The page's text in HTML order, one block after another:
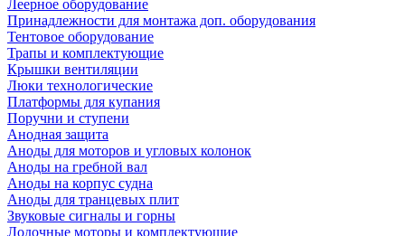
Леерное оборудование
Принадлежности для монтажа доп. оборудования
Тентовое оборудование
Трапы и комплектующие
Крышки вентиляции
Люки технологические
Платформы для купания
Поручни и ступени
Анодная защита
Аноды для моторов и угловых колонок
Аноды на гребной вал
Аноды на корпус судна
Аноды для транцевых плит
Звуковые сигналы и горны
Лодочные моторы и комплектующие